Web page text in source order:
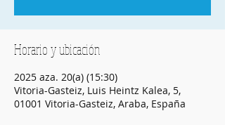
Horario y ubicación
2025 aza. 20(a) (15:30)
Vitoria-Gasteiz, Luis Heintz Kalea, 5,
01001 Vitoria-Gasteiz, Araba, España